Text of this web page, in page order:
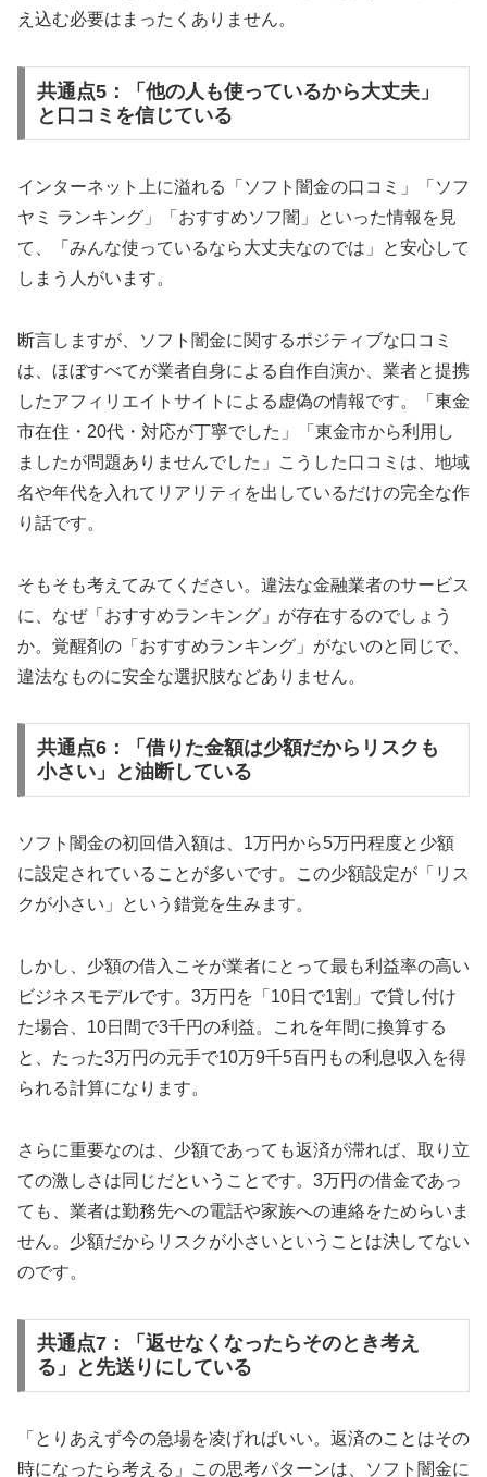
え込む必要はまったくありません。
共通点5：「他の人も使っているから大丈夫」
と口コミを信じている
インターネット上に溢れる「ソフト闇金の口コミ」「ソフ
ヤミ ランキング」「おすすめソフ闇」といった情報を見
て、「みんな使っているなら大丈夫なのでは」と安心して
しまう人がいます。
断言しますが、ソフト闇金に関するポジティブな口コミ
は、ほぼすべてが業者自身による自作自演か、業者と提携
したアフィリエイトサイトによる虚偽の情報です。「東金
市在住・20代・対応が丁寧でした」「東金市から利用し
ましたが問題ありませんでした」こうした口コミは、地域
名や年代を入れてリアリティを出しているだけの完全な作
り話です。
そもそも考えてみてください。違法な金融業者のサービス
に、なぜ「おすすめランキング」が存在するのでしょう
か。覚醒剤の「おすすめランキング」がないのと同じで、
違法なものに安全な選択肢などありません。
共通点6：「借りた金額は少額だからリスクも
小さい」と油断している
ソフト闇金の初回借入額は、1万円から5万円程度と少額
に設定されていることが多いです。この少額設定が「リス
クが小さい」という錯覚を生みます。
しかし、少額の借入こそが業者にとって最も利益率の高い
ビジネスモデルです。3万円を「10日で1割」で貸し付け
た場合、10日間で3千円の利益。これを年間に換算する
と、たった3万円の元手で10万9千5百円もの利息収入を得
られる計算になります。
さらに重要なのは、少額であっても返済が滞れば、取り立
ての激しさは同じだということです。3万円の借金であっ
ても、業者は勤務先への電話や家族への連絡をためらいま
せん。少額だからリスクが小さいということは決してない
のです。
共通点7：「返せなくなったらそのとき考え
る」と先送りにしている
「とりあえず今の急場を凌げればいい。返済のことはその
時になったら考える」この思考パターンは、ソフト闇金に